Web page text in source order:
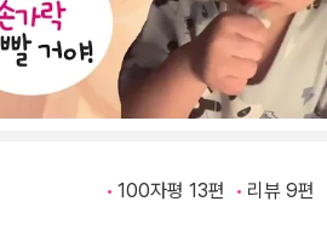
100자평 13편 리뷰 9편